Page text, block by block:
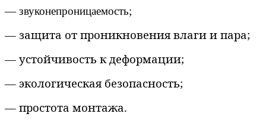
— звуконепроницаемость;
— защита от проникновения влаги и пара;
— устойчивость к деформации;
— экологическая безопасность;
— простота монтажа.